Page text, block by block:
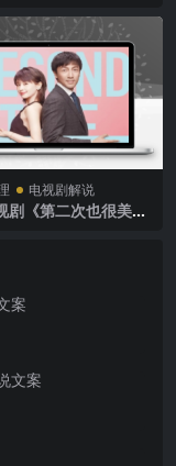
电视剧解说
剧《第二次也很美》
案
文案